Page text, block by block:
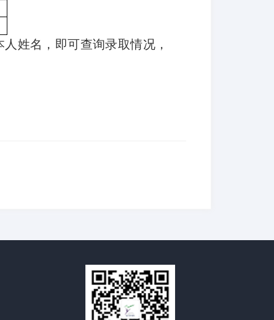
姓名，即可查询录取情况，